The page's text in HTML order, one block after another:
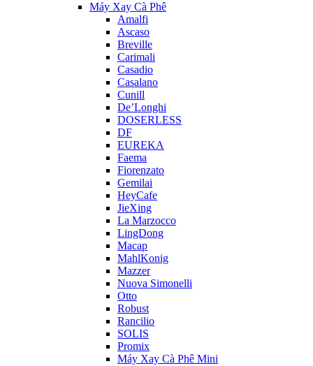
Máy Xay Cà Phê
Amalfi
Ascaso
Breville
Carimali
Casadio
Casalano
Cunill
De’Longhi
DOSERLESS
DF
EUREKA
Faema
Fiorenzato
Gemilai
HeyCafe
JieXing
La Marzocco
LingDong
Macap
MahlKonig
Mazzer
Nuova Simonelli
Otto
Robust
Rancilio
SOLIS
Promix
Máy Xay Cà Phê Mini